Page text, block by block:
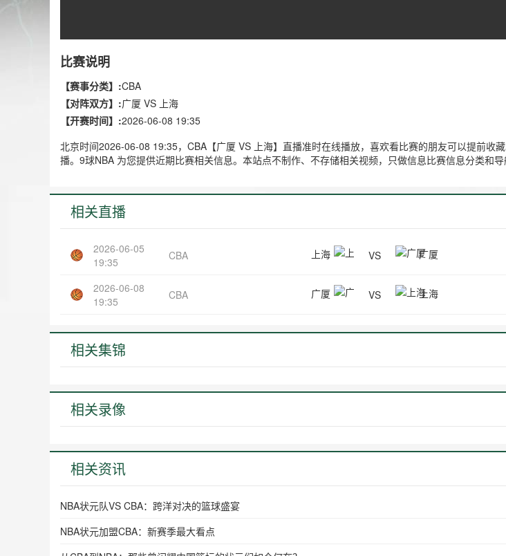
比赛说明
【赛事分类】:CBA
【对阵双方】:广厦 VS 上海
【开赛时间】:2026-06-08 19:35
北京时间2026-06-08 19:35，CBA【广厦 VS 上海】直播准时在线播放，喜欢看比赛的朋友可以提前收
播。9球NBA 为您提供近期比赛相关信息。本站点不制作、不存储相关视频，只做信息比赛信息分类和导
相关直播
2026-06-05
19:35
CBA 上海 VS 广厦
2026-06-08
19:35
CBA 广厦 VS 上海
相关集锦
相关录像
相关资讯
NBA状元队VS CBA：跨洋对决的篮球盛宴
NBA状元加盟CBA：新赛季最大看点